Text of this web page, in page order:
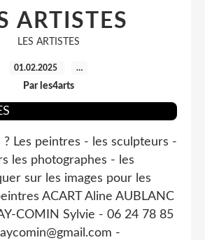
ARTISTES
LES ARTISTES
01.02.2025 …
Par les4arts
? Les peintres - les sculpteurs -
les photographes - les
sur les images pour les
ACART Aline AUBLANC
COMIN Sylvie - 06 24 78 85
-